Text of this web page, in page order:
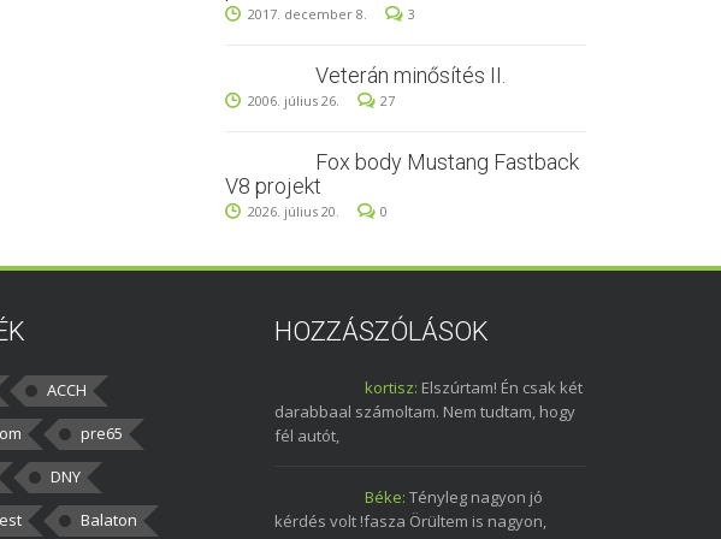
2017. december 8. 3
Veterán minősítés II.
2006. július 26. 27
Fox body Mustang Fastback
V8 projekt
2026. július 20. 0
ACCH
pre65
DNY
Balaton
HOZZÁSZÓLÁSOK
kortisz: Elszúrtam! Én csak két
darabbaal számoltam. Nem tudtam, hogy
fél autót,
Béke: Tényleg nagyon jó
kérdés volt !fasza Örültem is nagyon,